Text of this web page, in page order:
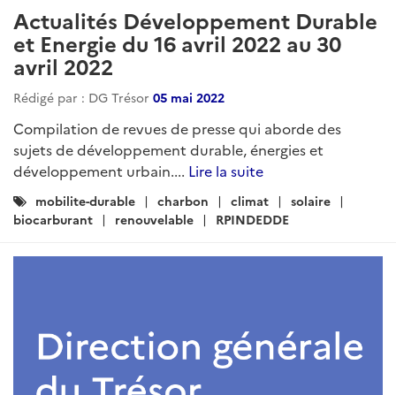
Actualités Développement Durable
et Energie du 16 avril 2022 au 30
avril 2022
Rédigé par : DG Trésor 05 mai 2022
Compilation de revues de presse qui aborde des
sujets de développement durable, énergies et
développement urbain.... Lire la suite
Catégories
:
mobilite-durable charbon climat
solaire
biocarburant
renouvelable RPINDEDDE